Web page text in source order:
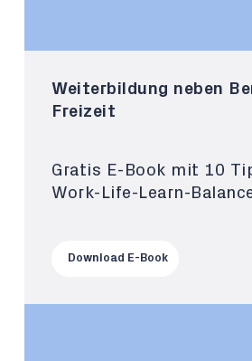
Weiterbildung neben
Freizeit
Gratis E-Book mit 10
Work-Life-Learn-
Download E-Book